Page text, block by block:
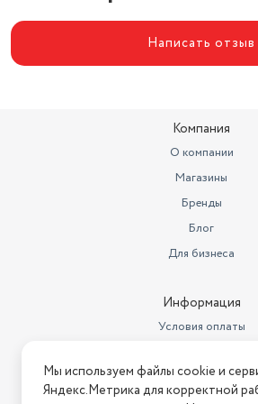
Написать отзыв
Компания
О компании
Магазины
Бренды
Блог
Для бизнеса
Информация
Условия оплаты
Условия возврата
Мы используем файлы cookie и
Яндекс.Метрика для корректной